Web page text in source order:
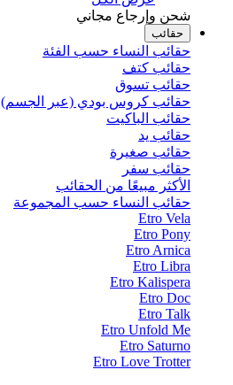
شحن وإرجاع مجاني
حقائب
حقائب النساء حسب الفئة
حقائب كتف
حقائب تسوق
حقائب كروس بودي (عبر الجسم)
حقائب الباكيت
حقائب يد
حقائب صغيرة
حقائب سفر
الأكثر مبيعًا من الحقائب
حقائب النساء حسب المجموعة
Etro Vela
Etro Pony
Etro Arnica
Etro Libra
Etro Kalispera
Etro Doc
Etro Talk
Etro Unfold Me
Etro Saturno
Etro Love Trotter